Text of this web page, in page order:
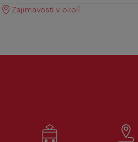
Zajímavosti v okolí